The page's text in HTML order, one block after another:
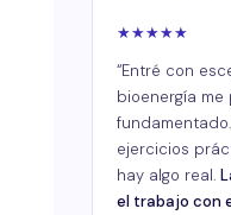
★★★★★
“Entré con
bioenergía me
ejercicios
hay algo real.
el trabajo con